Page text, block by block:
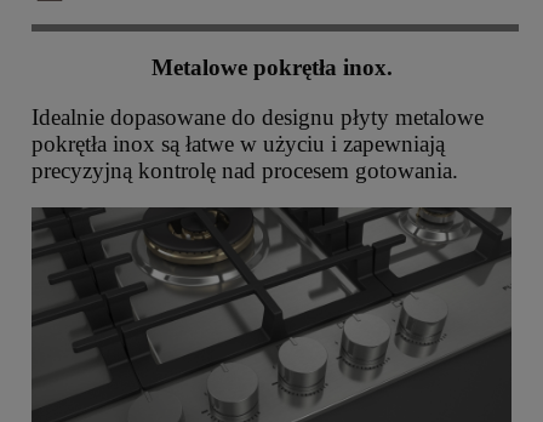
Metalowe pokrętła inox.
Idealnie dopasowane do designu płyty metalowe
pokrętła inox są łatwe w użyciu i zapewniają
precyzyjną kontrolę nad procesem gotowania.